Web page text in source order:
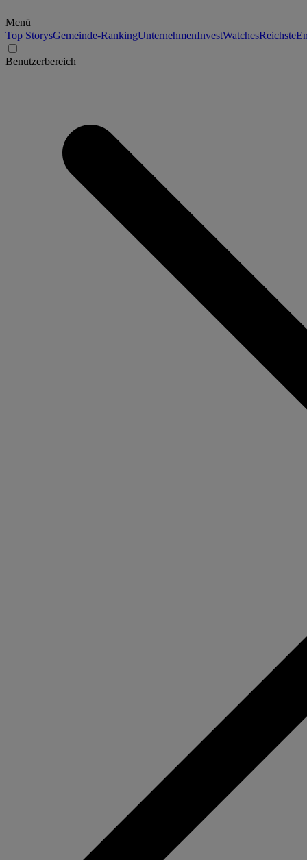
Menü
Top StorysGemeinde-RankingUnternehmenInvestWatchesReichste
Benutzerbereich